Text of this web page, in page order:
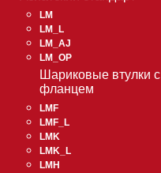
LM
LM_L
LM_AJ
LM_OP
Шариковые втулки с
фланцем
LMF
LMF_L
LMK
LMK_L
LMH